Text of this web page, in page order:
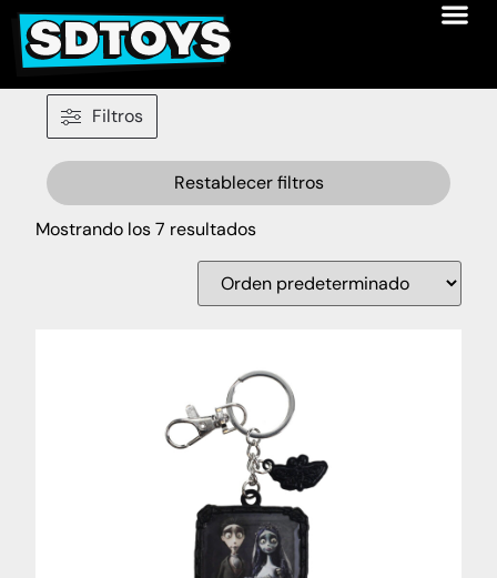
Filtros
Restablecer filtros
Mostrando los 7 resultados